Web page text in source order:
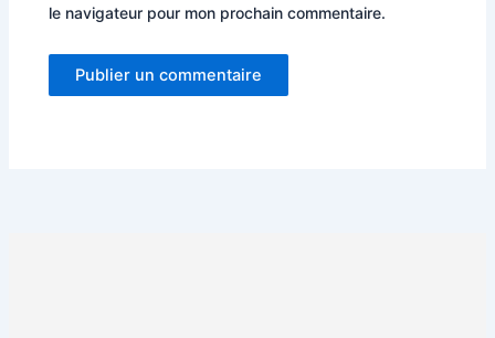
le navigateur pour mon prochain commentaire.